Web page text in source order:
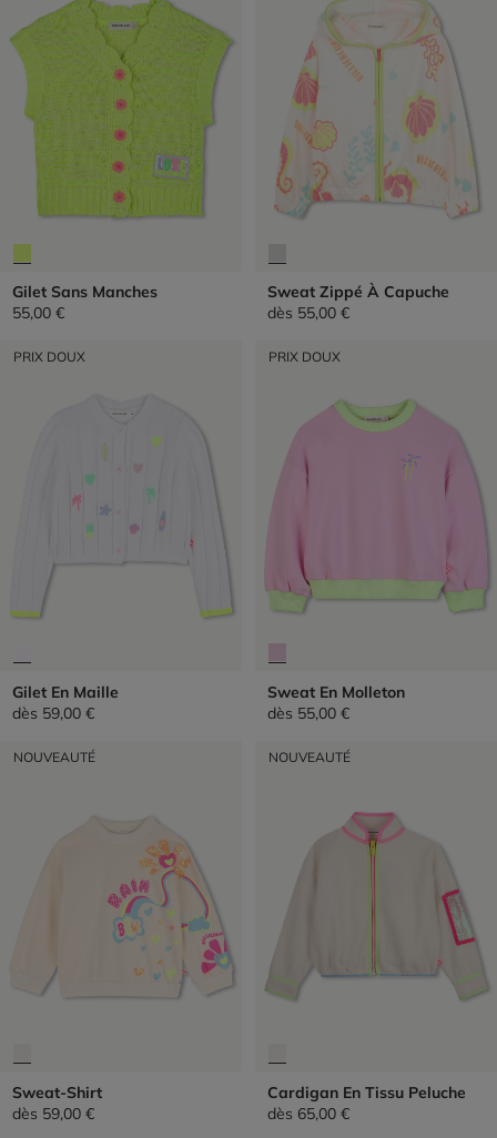
Gilet Sans Manches
55,00 €
Sweat Zippé À Capuche
dès 55,00 €
PRIX DOUX
Gilet En Maille
dès 59,00 €
PRIX DOUX
Sweat En Molleton
dès 55,00 €
NOUVEAUTÉ
Sweat-Shirt
dès 59,00 €
NOUVEAUTÉ
Cardigan En Tissu Peluche
dès 65,00 €